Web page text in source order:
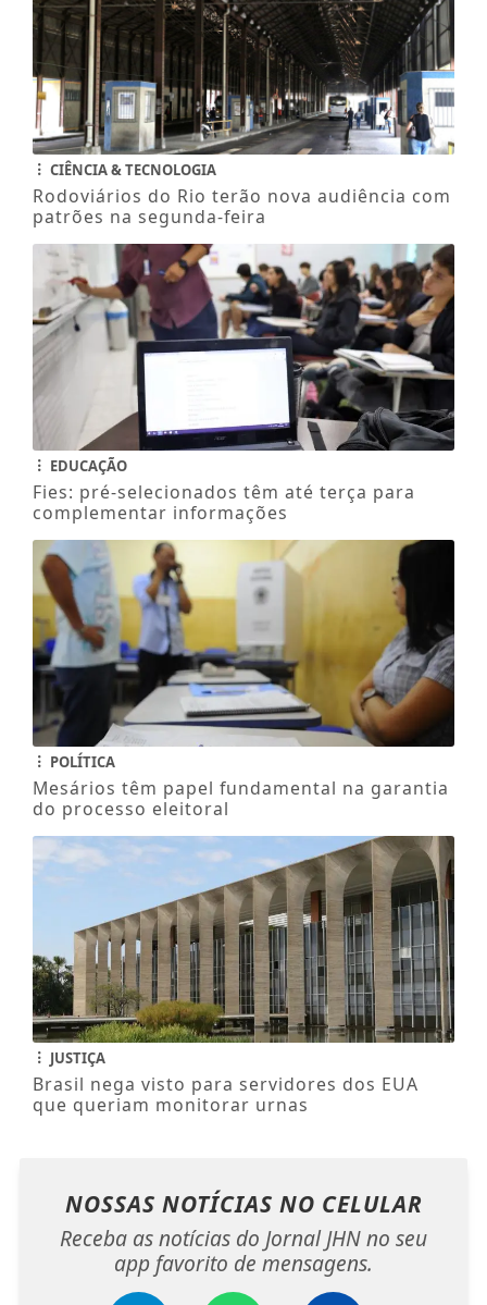
CIÊNCIA & TECNOLOGIA
Rodoviários do Rio terão nova audiência com
patrões na segunda-feira
EDUCAÇÃO
Fies: pré-selecionados têm até terça para
complementar informações
POLÍTICA
Mesários têm papel fundamental na garantia
do processo eleitoral
JUSTIÇA
Brasil nega visto para servidores dos EUA
que queriam monitorar urnas
NOSSAS NOTÍCIAS NO CELULAR
Receba as notícias do Jornal JHN no seu
app favorito de mensagens.